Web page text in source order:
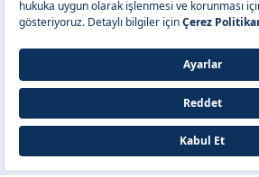
Copyright © 2026 Vilebrequin. All
rights reserved.